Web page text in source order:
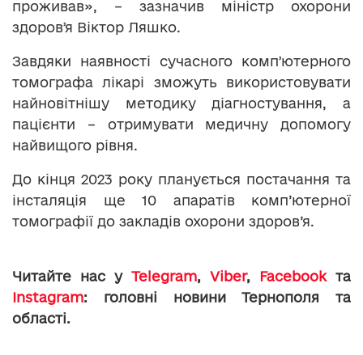
проживав», – зазначив міністр охорони
здоровʼя Віктор Ляшко.
Завдяки наявності сучасного компʼютерного
томографа лікарі зможуть використовувати
найновітнішу методику діагностування, а
пацієнти – отримувати медичну допомогу
найвищого рівня.
До кінця 2023 року планується постачання та
інсталяція ще 10 апаратів комп’ютерної
томографії до закладів охорони здоров’я.
Читайте нас у Telegram, Viber, Facebookта
Instagram: головні новини Тернополя та
області.